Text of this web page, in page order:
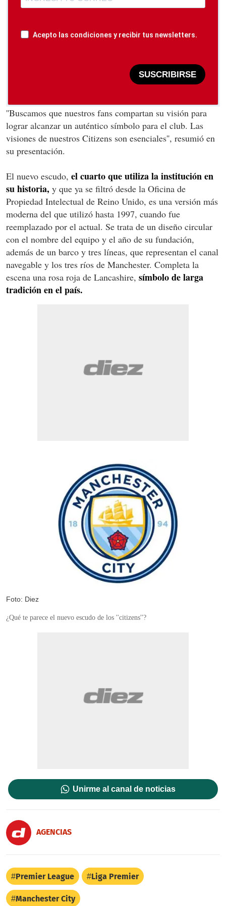
Acepto las condiciones y recibir tus newsletters.
SUSCRIBIRSE
''Buscamos que nuestros fans compartan su visión para
lograr alcanzar un auténtico símbolo para el club. Las
visiones de nuestros Citizens son esenciales'', resumió en
su presentación.
El nuevo escudo, el cuarto que utiliza la institución en
su historia, y que ya se filtró desde la Oficina de
Propiedad Intelectual de Reino Unido, es una versión más
moderna del que utilizó hasta 1997, cuando fue
reemplazado por el actual. Se trata de un diseño circular
con el nombre del equipo y el año de su fundación,
además de un barco y tres líneas, que representan el canal
navegable y los tres ríos de Manchester. Completa la
escena una rosa roja de Lancashire, símbolo de larga
tradición en el país.
Foto: Diez
¿Qué te parece el nuevo escudo de los ''citizens''?
Unirme al canal de noticias
AGENCIAS
Premier League Liga Premier
Manchester City